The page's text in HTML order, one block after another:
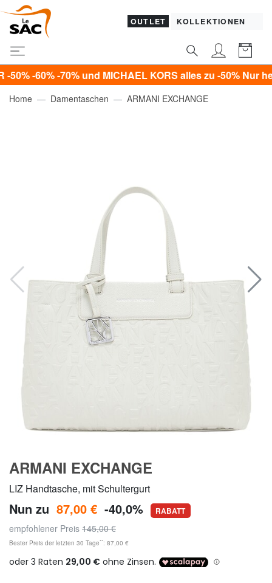
OUTLET KOLLEKTIONEN
-60% -70% und MICHAEL KORS alles zu -50% Nur heute!*
Home Damentaschen ARMANI EXCHANGE
ARMANI EXCHANGE
LIZ Handtasche, mit Schultergurt
Nun zu 87,00 € -40,0% RABATT
empfohlener Preis 145,00 €
Bester Preis der letzten 30 Tage**: 87,00 €